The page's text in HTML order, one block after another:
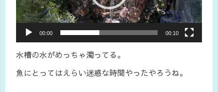
ー
00:00 00:10
水槽の水がめっちゃ濁ってる。
魚にとってはえらい迷惑な時間やったやろうね。